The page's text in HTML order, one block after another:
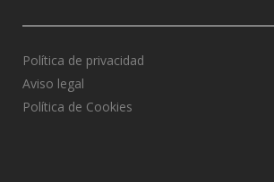
Política de privacidad
Aviso legal
Política de Cookies